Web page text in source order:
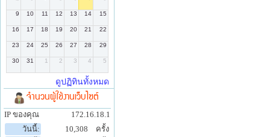
จำนวนผู้ใช้งานเว็บไซต์
IP ของคุณ
172.16.18.1
วันนี้:
10,308
ครั้ง